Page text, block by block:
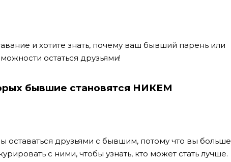
и хотите знать, почему ваш бывший парень или
остаться друзьями!
бывшие становятся НИКЕМ
оставаться друзьями с бывшим, потому что вы больше
с ними, чтобы узнать, кто может стать лучше.